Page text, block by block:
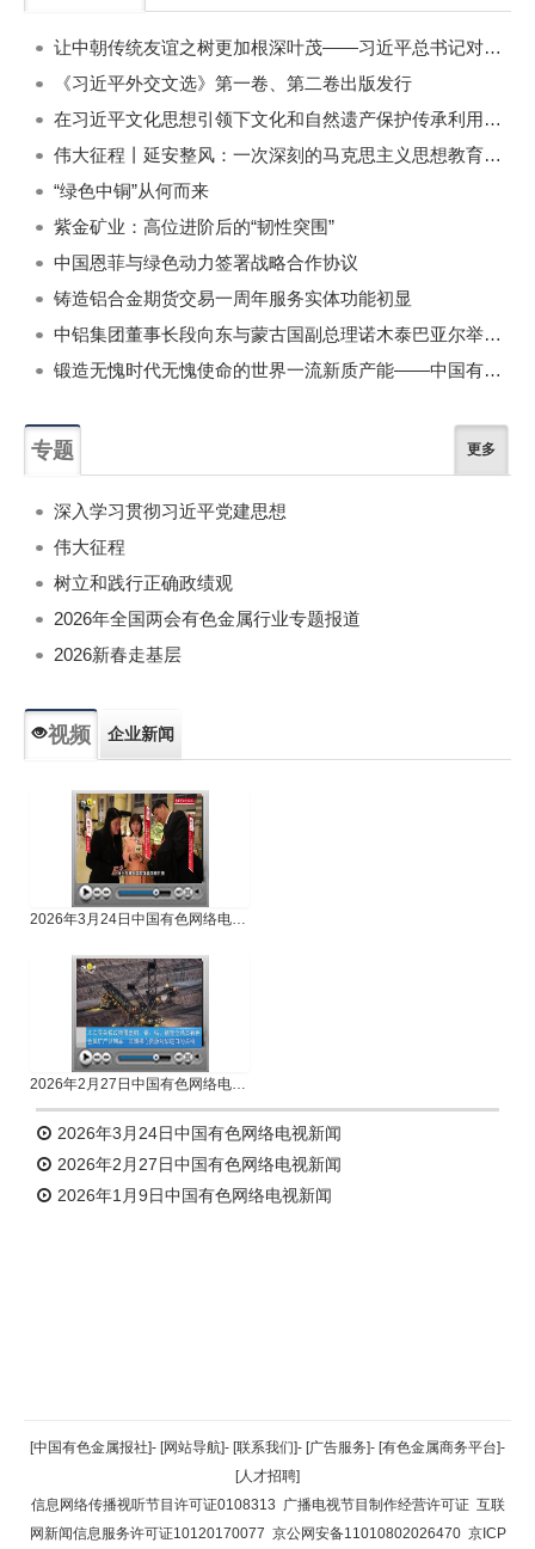
让中朝传统友谊之树更加根深叶茂——习近平总书记对朝鲜进行国事访问纪实
《习近平外交文选》第一卷、第二卷出版发行
在习近平文化思想引领下文化和自然遗产保护传承利用工作开创新局面
伟大征程丨延安整风：一次深刻的马克思主义思想教育运动
“绿色中铜”从何而来
紫金矿业：高位进阶后的“韧性突围”
中国恩菲与绿色动力签署战略合作协议
铸造铝合金期货交易一周年服务实体功能初显
中铝集团董事长段向东与蒙古国副总理诺木泰巴亚尔举行会谈
锻造无愧时代无愧使命的世界一流新质产能——中国有色金属工业的战略应对与破局之道（二）
专题 更多
深入学习贯彻习近平党建思想
伟大征程
树立和践行正确政绩观
2026年全国两会有色金属行业专题报道
2026新春走基层
视频 企业新闻
2026年3月24日中国有色网络电视新闻
2026年2月27日中国有色网络电视新闻
2026年3月24日中国有色网络电视新闻
2026年2月27日中国有色网络电视新闻
2026年1月9日中国有色网络电视新闻
返回顶部
返回首页
[中国有色金属报社]- [网站导航]- [联系我们]- [广告服务]- [有色金属商务平台]-
[人才招聘]
信息网络传播视听节目许可证0108313 广播电视节目制作经营许可证 互联
网新闻信息服务许可证10120170077 京公网安备11010802026470 京ICP